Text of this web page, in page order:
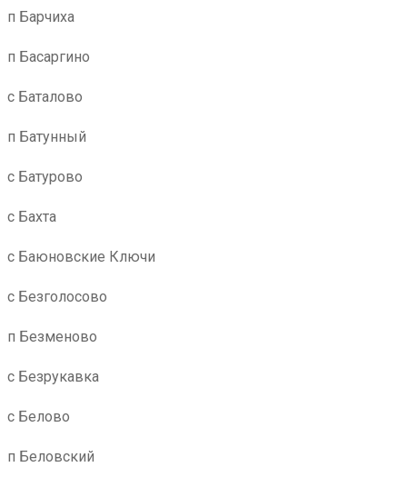
п Барчиха
п Басаргино
с Баталово
п Батунный
с Батурово
с Бахта
с Баюновские Ключи
с Безголосово
п Безменово
с Безрукавка
с Белово
п Беловский